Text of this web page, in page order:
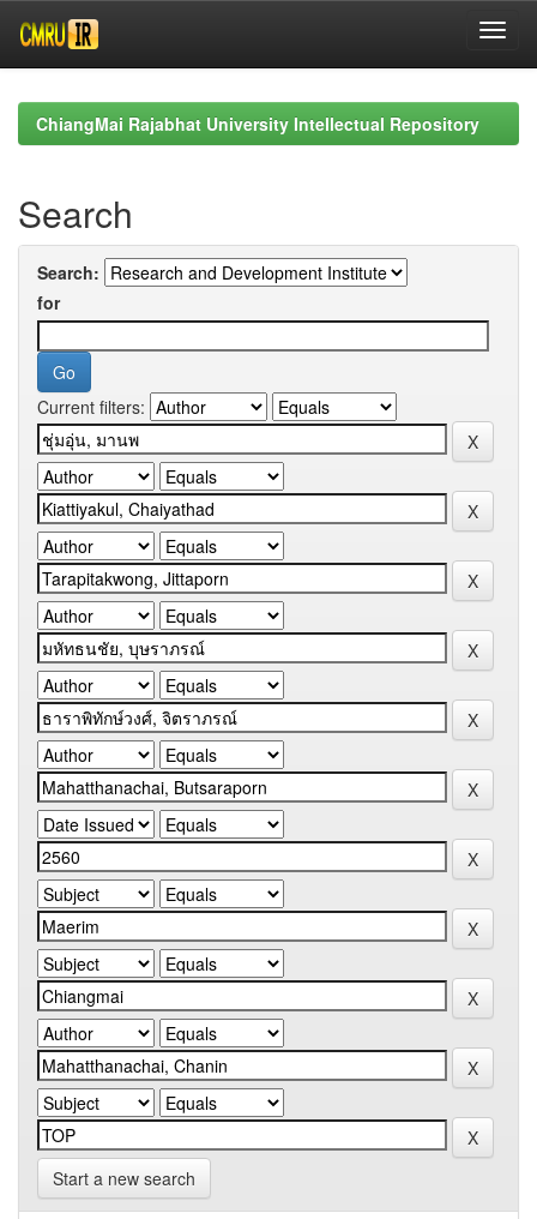
navigationChiangMai Rajabhat University Intellectual Repository
Search
Search:
for
Current filters:
Start a new search